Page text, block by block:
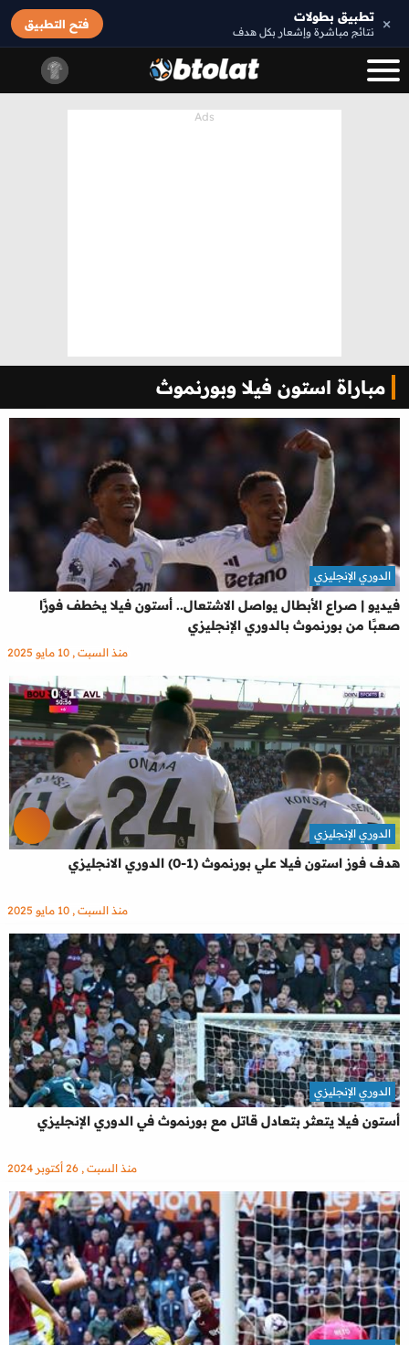
× تطبيق بطولات
نتائج مباشرة وإشعار بكل هدف
فتح التطبيق
مباراة استون فيلا وبورنموث
فيديو | صراع الأبطال يواصل الاشتعال.. أستون فيلا يخطف فوزًا
صعبًا من بورنموث بالدوري الإنجليزي
الدوري الإنجليزي
منذ السبت , 10 مايو 2025
هدف فوز استون فيلا علي بورنموث (1-0) الدوري الانجليزي
الدوري الإنجليزي
منذ السبت , 10 مايو 2025
أستون فيلا يتعثر بتعادل قاتل مع بورنموث في الدوري الإنجليزي
الدوري الإنجليزي
منذ السبت , 26 أكتوبر 2024